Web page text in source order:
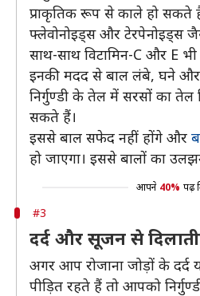
प्राकृतिक रूप से काले हो सकते
फ्लेवोनोइड्स और टेरपेनोइड्स
साथ-साथ विटामिन-C और E भी
इनकी मदद से बाल लंबे, घने
निर्गुण्डी के तेल में सरसों का
सकते हैं।
इससे बाल सफेद नहीं होंगे और
हो जाएगा। इससे बालों का
आपने 40% पढ़
#3
दर्द और सूजन से
अगर आप रोजाना जोड़ों के दर्द
पीड़ित रहते हैं तो आपको